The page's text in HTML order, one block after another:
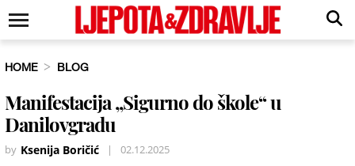
HOME BLOG
Manifestacija „Sigurno do škole“ u
Danilovgradu
by Ksenija Boričić | 02.12.2025